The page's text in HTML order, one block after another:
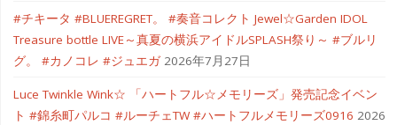
#チキータ #BLUEREGRET。 #奏音コレクト Jewel☆Garden IDOL
Treasure bottle LIVE～真夏の横浜アイドルSPLASH祭り～ #ブルリ
グ。 #カノコレ #ジュエガ 2026年7月27日
Luce Twinkle Wink☆ 「ハートフル☆メモリーズ」発売記念イベン
ト #錦糸町パルコ #ルーチェTW #ハートフルメモリーズ0916 2026